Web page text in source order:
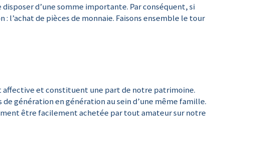
d’une somme importante. Par conséquent, si
l’achat de pièces de monnaie. Faisons ensemble le tour
affective et constituent une part de notre patrimoine.
génération en génération au sein d’une même famille.
être facilement achetée par tout amateur sur notre